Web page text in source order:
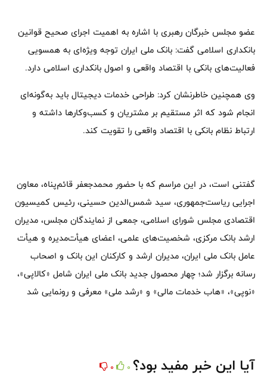
عضو مجلس خبرگان رهبری با اشاره به اهمیت اجرای صحیح قوانین
بانکداری اسلامی گفت: بانک ملی ایران توجه ویژه‌ای به همسویی
فعالیت‌های بانکی با اقتصاد واقعی و اصول بانکداری اسلامی دارد.
وی همچنین خاطرنشان کرد: طراحی خدمات دیجیتال باید به‌گونه‌ای
انجام شود که اثر مستقیم بر مشتریان و کسب‌وکارها داشته و
ارتباط نظام بانکی با اقتصاد واقعی را تقویت کند.
گفتنی است، در این مراسم که با حضور محمدجعفر قائم‌پناه، معاون
اجرایی ریاست‌جمهوری، سید شمس‌الدین حسینی، رئیس کمیسیون
اقتصادی مجلس شورای اسلامی، جمعی از نمایندگان مجلس، مدیران
ارشد بانک مرکزی، شخصیت‌های علمی، اعضای هیأت‌مدیره و هیأت
عامل بانک ملی ایران، مدیران ارشد و کارکنان این بانک و اصحاب
رسانه برگزار شد؛ چهار محصول جدید بانک ملی ایران شامل «کالاپی»،
«نوپی»، «هاب خدمات مالی» و «رشد ملی» معرفی و رونمایی شد
آیا این خبر مفید بود؟ 0
0